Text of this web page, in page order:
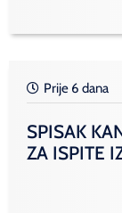
Prije 6 dana
SPISAK
ZA ISPITE